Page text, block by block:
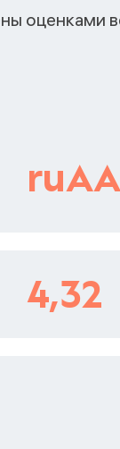
оценками
ruAA
4,32